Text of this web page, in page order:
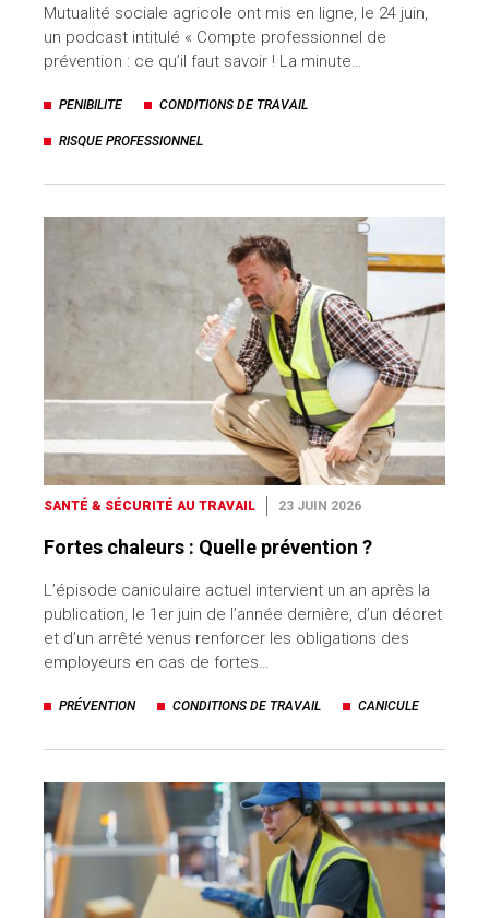
Mutualité sociale agricole ont mis en ligne, le 24 juin,
un podcast intitulé « Compte professionnel de
prévention : ce qu’il faut savoir ! La minute…
PENIBILITE CONDITIONS DE TRAVAIL
RISQUE PROFESSIONNEL
SANTÉ & SÉCURITÉ AU TRAVAIL 23 JUIN 2026
Fortes chaleurs : Quelle prévention ?
L’épisode caniculaire actuel intervient un an après la
publication, le 1er juin de l’année dernière, d’un décret
et d’un arrêté venus renforcer les obligations des
employeurs en cas de fortes…
PRÉVENTION CONDITIONS DE TRAVAIL CANICULE